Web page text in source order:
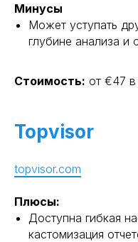
Минусы
Может уступать
глубине анализа и
Стоимость: от €47
Topvisor
topvisor.com
Плюсы:
Доступна гибкая
кастомизация